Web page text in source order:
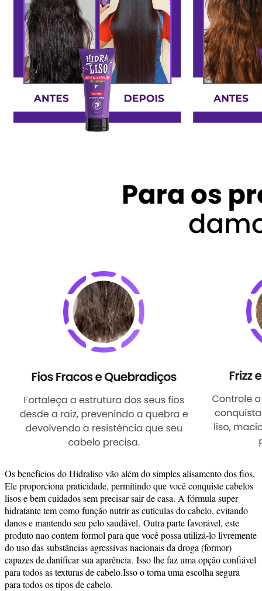
Os benefícios do Hidraliso vão além do simples alisamento dos fios.
Ele proporciona praticidade, permitindo que você conquiste cabelos
lisos e bem cuidados sem precisar sair de casa. A fórmula super
hidratante tem como função nutrir as cutículas do cabelo, evitando
danos e mantendo seu pelo saudável. Outra parte favorável, este
produto nao contem formol para que você possa utilizá-lo livremente
do uso das substâncias agressivas nacionais da droga (formor)
capazes de danificar sua aparência. Isso lhe faz uma opção confiável
para todos as texturas de cabelo.Isso o torna uma escolha segura
para todos os tipos de cabelo.